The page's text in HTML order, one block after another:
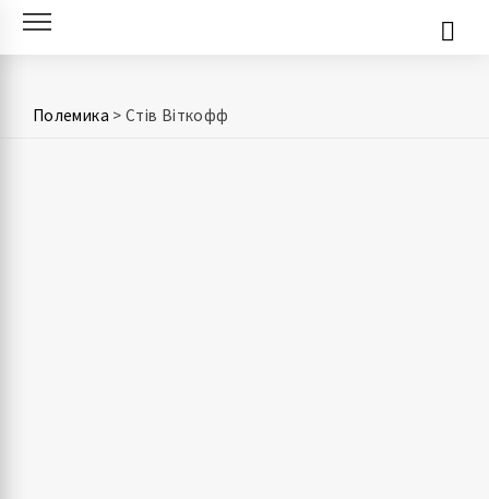
Skip
Полемика > Стів Віткофф